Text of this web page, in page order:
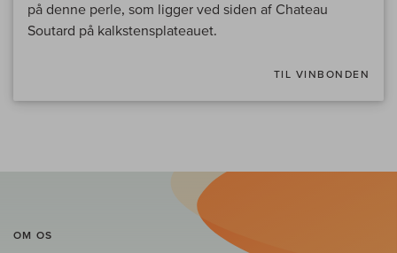
på denne perle, som ligger ved siden af Chateau
Soutard på kalkstensplateauet.
TIL VINBONDEN
OM OS